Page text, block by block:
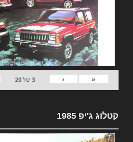
«
‹
3של20
קטלוג ג'יפ 1985